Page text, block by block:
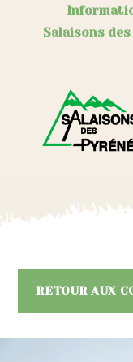
Salaisons
RETOUR AUX